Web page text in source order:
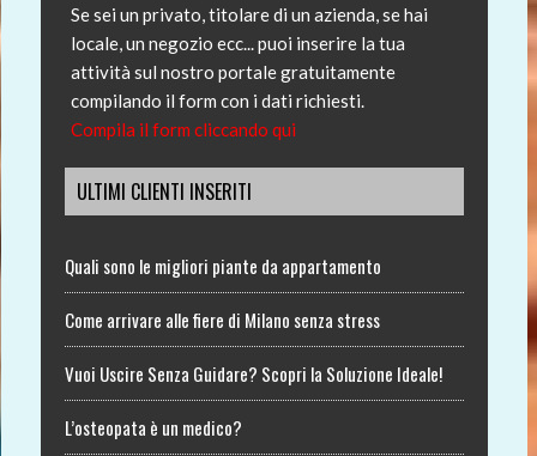
Se sei un privato, titolare di un azienda, se hai
locale, un negozio ecc... puoi inserire la tua
attività sul nostro portale gratuitamente
compilando il form con i dati richiesti.
Compila il form cliccando qui
ULTIMI CLIENTI INSERITI
Quali sono le migliori piante da appartamento
Come arrivare alle fiere di Milano senza stress
Vuoi Uscire Senza Guidare? Scopri la Soluzione Ideale!
L’osteopata è un medico?